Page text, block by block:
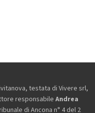
testata di Vivere srl,
responsabile Andrea
di Ancona n° 4 del 2